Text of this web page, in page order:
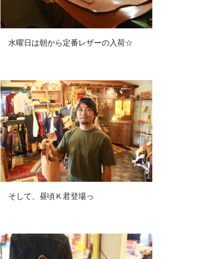
o
k
水曜日は朝から定番レザーの入荷☆
そして、昼頃Ｋ君登場っ